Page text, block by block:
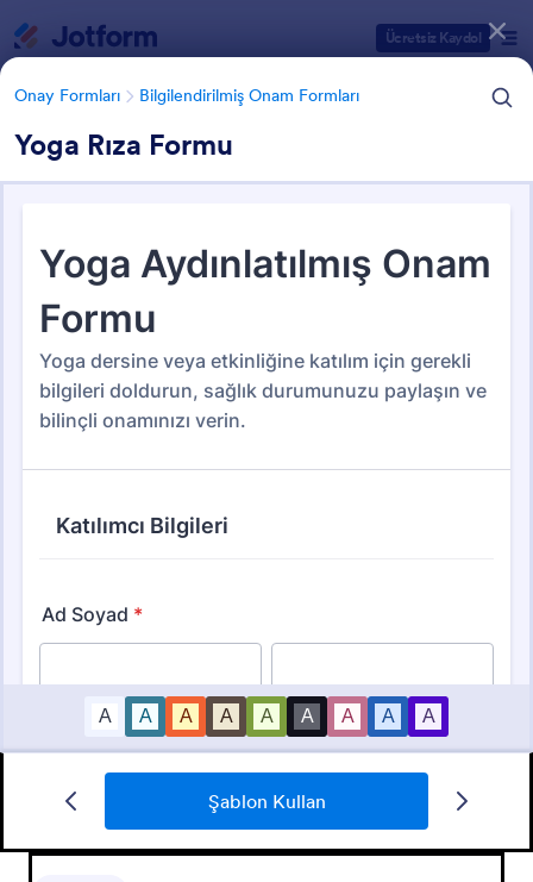
Ücretsiz Kaydol
Onay Formları Bilgilendirilmiş Onam Formları
Yoga Rıza Formu
Şablon Kullan
Form Şablonları Onay Formları Bilgilendirilmiş Onam Formları
Bilgilendirilmiş Onam Formları
Bilgilendirilmiş Gönüllü Onam Formu
Form Şablonu Kategorileri